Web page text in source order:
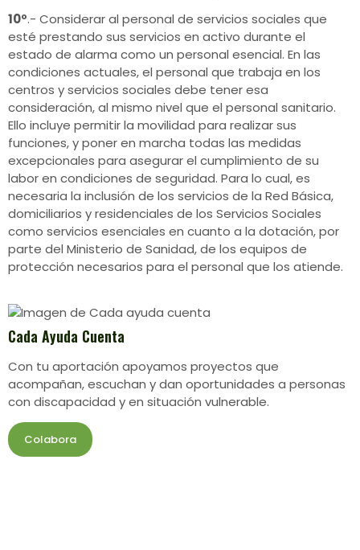
10º.- Considerar al personal de servicios sociales que
esté prestando sus servicios en activo durante el
estado de alarma como un personal esencial. En las
condiciones actuales, el personal que trabaja en los
centros y servicios sociales debe tener esa
consideración, al mismo nivel que el personal sanitario.
Ello incluye permitir la movilidad para realizar sus
funciones, y poner en marcha todas las medidas
excepcionales para asegurar el cumplimiento de su
labor en condiciones de seguridad. Para lo cual, es
necesaria la inclusión de los servicios de la Red Básica,
domiciliarios y residenciales de los Servicios Sociales
como servicios esenciales en cuanto a la dotación, por
parte del Ministerio de Sanidad, de los equipos de
protección necesarios para el personal que los atiende.
Cada Ayuda Cuenta
Con tu aportación apoyamos proyectos que
acompañan, escuchan y dan oportunidades a personas
con discapacidad y en situación vulnerable.
Colabora